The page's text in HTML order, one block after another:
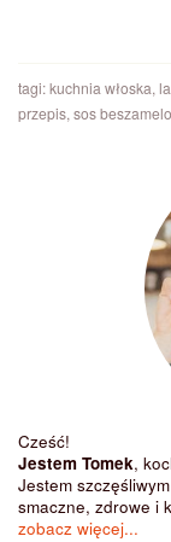
tagi:kuchnia włoska,
przepis,sos
Cześć!
Jestem Tomek,
Jestem
smaczne, zdrowe i
zobacz więcej...